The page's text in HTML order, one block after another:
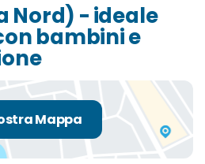
Nord) - ideale
bambini e